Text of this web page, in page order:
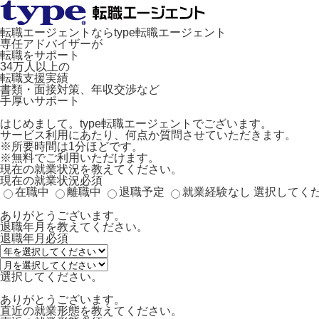
転職エージェントならtype転職エージェント
専任アドバイザーが
転職をサポート
34万人以上の
転職支援実績
書類・面接対策、年収交渉など
手厚いサポート
はじめまして。type転職エージェントでございます。
サービス利用にあたり、何点か質問させていただきます。
※所要時間は1分ほどです。
※無料でご利用いただけます。
現在の就業状況を教えてください。
現在の就業状況必須
在職中
離職中 退職予定 就業経験なし 選択してく
ありがとうございます。
退職年月を教えてください。
退職年月 必須
選択してください。
ありがとうございます。
直近の就業形態を教えてください。